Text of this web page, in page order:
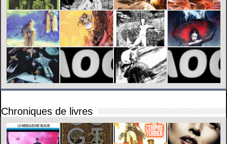
Chroniques de livres